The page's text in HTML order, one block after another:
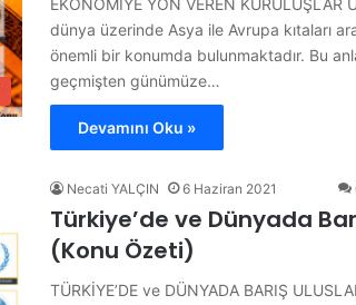
EKONOMİYE YÖN VEREN KURULUŞLAR
dünya üzerinde Asya ile Avrupa kıtaları
önemli bir konumda bulunmaktadır. Bu
geçmişten günümüze…
Devamını Oku »
Necati YALÇIN 6 Haziran 2021
Türkiye’de ve Dünyada
(Konu Özeti)
TÜRKİYE’DE ve DÜNYADA BARIŞ